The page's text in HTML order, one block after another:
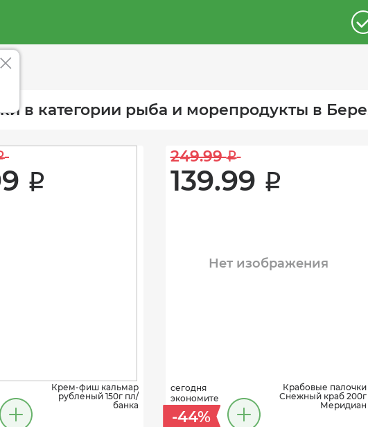
в категории рыба и морепродукты в
i
Крем-фиш кальмар
рубленый 150г пл/
банка
249.99 i
139.99 i
Нет изображения
сегодня
экономите
-44%
Крабовые палочки
Снежный краб 200г
Меридиан